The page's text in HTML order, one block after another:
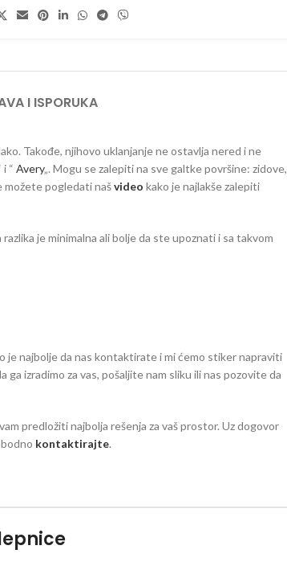
I ISPORUKA
Takođe, njihovo uklanjanje ne ostavlja nered i ne
i “ Avery„. Mogu se zalepiti na sve galtke površine: zidove,
možete pogledati našvideo kako je najlakše zalepiti
je minimalna ali bolje da ste upoznati i sa takvom
je najbolje da nas kontaktirate i mi ćemo stiker napraviti
izradimo za vas, pošaljite nam sliku ili nas pozovite da
predložiti najbolja rešenja za vaš prostor. Uz dogovor
kontaktirajte.